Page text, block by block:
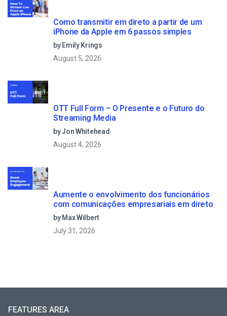
Como transmitir em direto a partir de um
iPhone da Apple em 6 passos simples
by Emily Krings
August 5, 2026
OTT Full Form – O Presente e o Futuro do
Streaming Media
by Jon Whitehead
August 4, 2026
Aumente o envolvimento dos funcionários
com comunicações empresariais em direto
by Max Wilbert
July 31, 2026
FEATURES AREA